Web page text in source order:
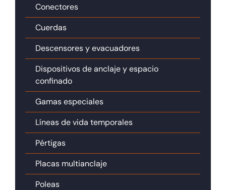
Conectores
Cuerdas
Descensores y evacuadores
Dispositivos de anclaje y espacio
confinado
Gamas especiales
Líneas de vida temporales
Pértigas
Placas multianclaje
Poleas